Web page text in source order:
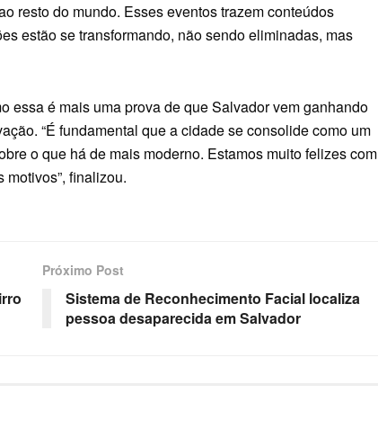
resto do mundo. Esses eventos trazem conteúdos
estão se transformando, não sendo eliminadas, mas
essa é mais uma prova de que Salvador vem ganhando
“É fundamental que a cidade se consolide como um
o que há de mais moderno. Estamos muito felizes com
finalizou.
Próximo Post
Sistema de Reconhecimento Facial localiza
pessoa desaparecida em Salvador